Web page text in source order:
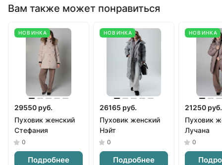
Вам также может понравиться
НОВИНКА
29550 руб.
Пуховик женский
Стефания
0
Подробнее
НОВИНКА
26165 руб.
Пуховик женский
Нэйт
0
Подробнее
НОВИНКА
21250 руб.
Пуховик
Лучана
0